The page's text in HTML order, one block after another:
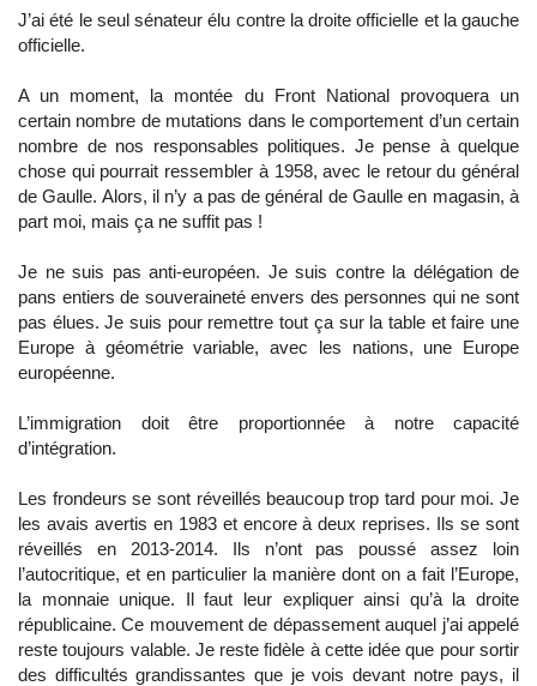
J’ai été le seul sénateur élu contre la droite officielle et la gauche
officielle.
A un moment, la montée du Front National provoquera un
certain nombre de mutations dans le comportement d’un certain
nombre de nos responsables politiques. Je pense à quelque
chose qui pourrait ressembler à 1958, avec le retour du général
de Gaulle. Alors, il n’y a pas de général de Gaulle en magasin, à
part moi, mais ça ne suffit pas !
Je ne suis pas anti-européen. Je suis contre la délégation de
pans entiers de souveraineté envers des personnes qui ne sont
pas élues. Je suis pour remettre tout ça sur la table et faire une
Europe à géométrie variable, avec les nations, une Europe
européenne.
L’immigration doit être proportionnée à notre capacité
d’intégration.
Les frondeurs se sont réveillés beaucoup trop tard pour moi. Je
les avais avertis en 1983 et encore à deux reprises. Ils se sont
réveillés en 2013-2014. Ils n’ont pas poussé assez loin
l’autocritique, et en particulier la manière dont on a fait l’Europe,
la monnaie unique. Il faut leur expliquer ainsi qu’à la droite
républicaine. Ce mouvement de dépassement auquel j’ai appelé
reste toujours valable. Je reste fidèle à cette idée que pour sortir
des difficultés grandissantes que je vois devant notre pays, il